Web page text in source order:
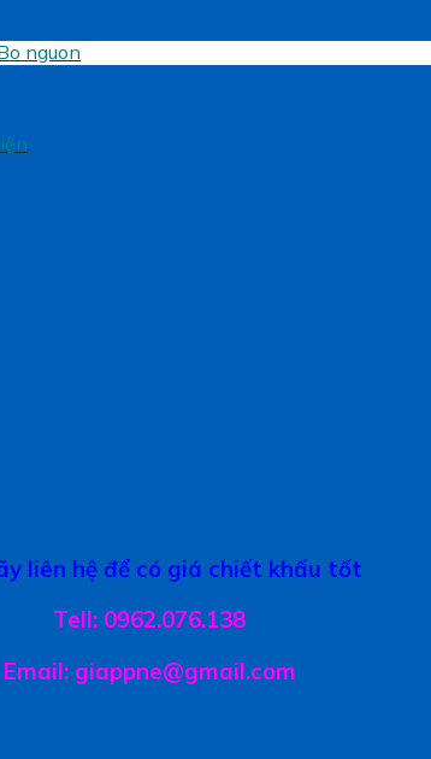
nguon
liên hệ để có giá chiết khấu tốt
Tell: 0962.076.138
Email: giappne@gmail.com